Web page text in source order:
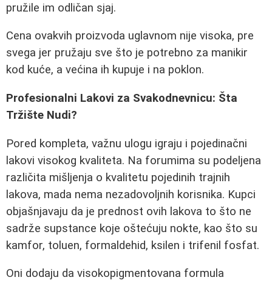
pružile im odličan sjaj.
Cena ovakvih proizvoda uglavnom nije visoka, pre
svega jer pružaju sve što je potrebno za manikir
kod kuće, a većina ih kupuje i na poklon.
Profesionalni Lakovi za Svakodnevnicu: Šta
Tržište Nudi?
Pored kompleta, važnu ulogu igraju i pojedinačni
lakovi visokog kvaliteta. Na forumima su podeljena
različita mišljenja o kvalitetu pojedinih trajnih
lakova, mada nema nezadovoljnih korisnika. Kupci
objašnjavaju da je prednost ovih lakova to što ne
sadrže supstance koje oštećuju nokte, kao što su
kamfor, toluen, formaldehid, ksilen i trifenil fosfat.
Oni dodaju da visokopigmentovana formula